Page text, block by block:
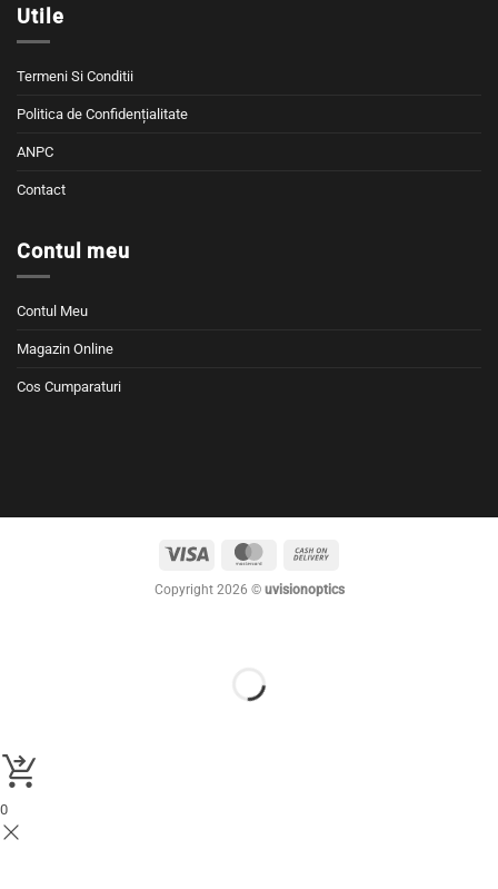
Utile
Termeni Si Conditii
Politica de Confidențialitate
ANPC
Contact
Contul meu
Contul Meu
Magazin Online
Cos Cumparaturi
MasterCard
Delivery
Copyright 2026 © uvisionoptics
0